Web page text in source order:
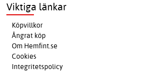
Viktiga länkar
Köpvillkor
Ångrat köp
Om Hemfint.se
Cookies
Integritetspolicy